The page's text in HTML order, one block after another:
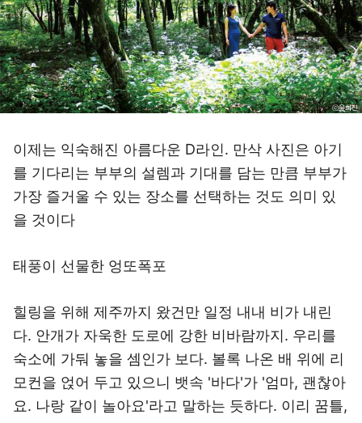
이제는 익숙해진 아름다운 D라인. 만삭 사진은 아기
를 기다리는 부부의 설렘과 기대를 담는 만큼 부부가
가장 즐거울 수 있는 장소를 선택하는 것도 의미 있
을 것이다
태풍이 선물한 엉또폭포
힐링을 위해 제주까지 왔건만 일정 내내 비가 내린
다. 안개가 자욱한 도로에 강한 비바람까지. 우리를
숙소에 가둬 놓을 셈인가 보다. 볼록 나온 배 위에 리
모컨을 얹어 두고 있으니 뱃속 '바다'가 '엄마, 괜찮아
요. 나랑 같이 놀아요'라고 말하는 듯하다. 이리 꿈틀,